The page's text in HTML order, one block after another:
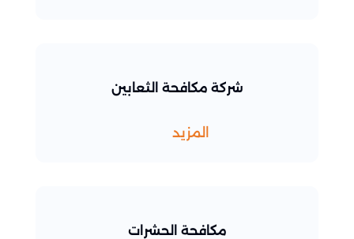
شركة مكافحة الثعابين
المزيد
مكافحة الحشرات